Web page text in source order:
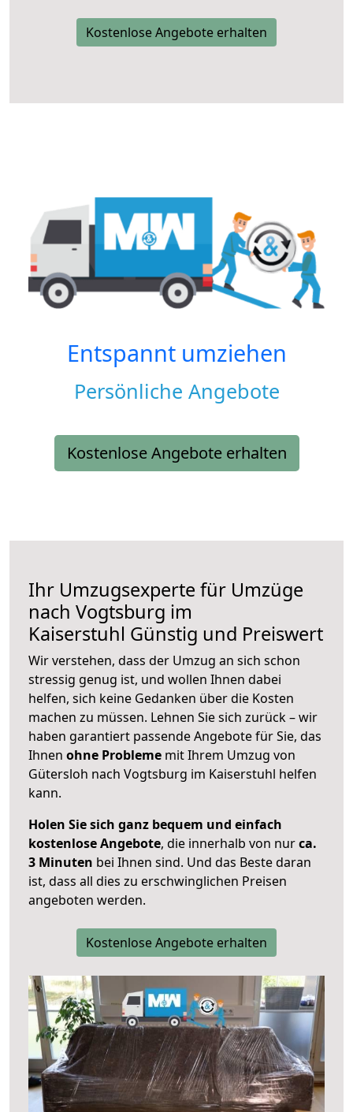
Kostenlose Angebote erhalten
Entspannt umziehen
Persönliche Angebote
Kostenlose Angebote erhalten
Ihr Umzugsexperte für Umzüge
nach Vogtsburg im
Kaiserstuhl Günstig und Preiswert
Wir verstehen, dass der Umzug an sich schon
stressig genug ist, und wollen Ihnen dabei
helfen, sich keine Gedanken über die Kosten
machen zu müssen. Lehnen Sie sich zurück – wir
haben garantiert passende Angebote für Sie, das
Ihnen ohne Probleme mit Ihrem Umzug von
Gütersloh nach Vogtsburg im Kaiserstuhl helfen
kann.
Holen Sie sich ganz bequem und einfach
kostenlose Angebote, die innerhalb von nurca.
3 Minuten bei Ihnen sind. Und das Beste daran
ist, dass all dies zu erschwinglichen Preisen
angeboten werden.
Kostenlose Angebote erhalten